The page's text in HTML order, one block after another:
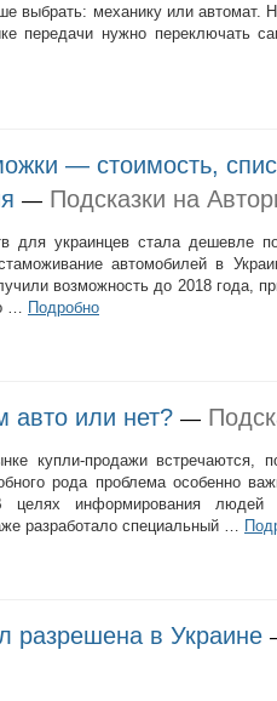
выбрать: механику или автомат.
передачи нужно переключать
— стоимость,
— Подсказки на
для украинцев стала дешевле
автомобилей в
возможность до 2018 года,
…
Подробно
авто или нет? —
купли-продажи встречаются,
рода проблема особенно
информирования людей
разработало специальный …
разрешена в Украине